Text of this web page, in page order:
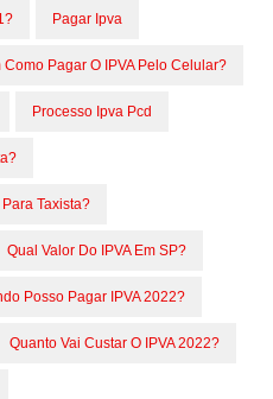
Pagar Ipva
Como Pagar O IPVA Pelo Celular?
Processo Ipva Pcd
Taxista?
Qual Valor Do IPVA Em SP?
Posso Pagar IPVA 2022?
Quanto Vai Custar O IPVA 2022?